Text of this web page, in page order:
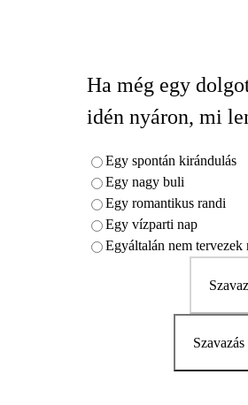
Ha még egy
idén nyáron, mi
Egy spontán kirándulás
Egy nagy buli
Egy romantikus randi
Egy vízparti nap
Egyáltalán nem tervezek
Szavazás